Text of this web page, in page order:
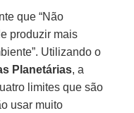
que “Não
produzir mais
Utilizando o
Planetárias, a
limites que são
usar muito